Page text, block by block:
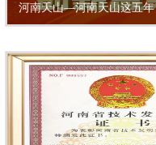
河南天山—河南天山这五年